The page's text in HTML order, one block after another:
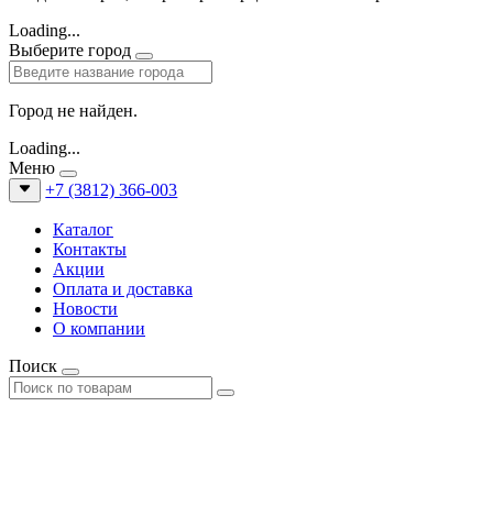
Loading...
Выберите город
Город не найден.
Loading...
Меню
+7 (3812) 366-003
Каталог
Контакты
Акции
Оплата и доставка
Новости
О компании
Поиск